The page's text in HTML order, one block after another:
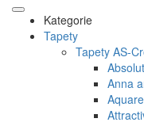
Kategorie
Tapety
Tapety AS-
Anna